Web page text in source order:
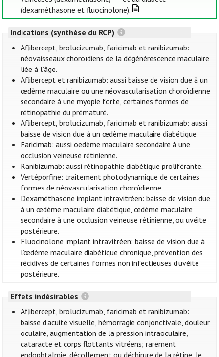
(dexaméthasone et fluocinolone).
Indications (synthèse du RCP)
Aflibercept, brolucizumab, faricimab et ranibizumab:
néovaisseaux choroïdiens de la dégénérescence maculaire
liée à l’âge.
Aflibercept et ranibizumab: aussi baisse de vision due à un
œdème maculaire ou une néovascularisation choroïdienne
secondaire à une myopie forte, certaines formes de
rétinopathie du prématuré.
Aflibercept, brolucizumab, faricimab et ranibizumab: aussi
baisse de vision due à un œdème maculaire diabétique.
Faricimab: aussi oedème maculaire secondaire à une
occlusion veineuse rétinienne.
Ranibizumab: aussi rétinopathie diabétique proliférante.
Vertéporfine: traitement photodynamique de certaines
formes de néovascularisation choroïdienne.
Dexaméthasone implant intravitréen: baisse de vision due
à un œdème maculaire diabétique, œdème maculaire
secondaire à une occlusion veineuse rétinienne, ou uvéite
postérieure.
Fluocinolone implant intravitréen: baisse de vision due à
l’œdème maculaire diabétique chronique, prévention des
récidives de certaines formes non infectieuses d’uvéite
postérieure.
Effets indésirables
Aflibercept, brolucizumab, faricimab et ranibizumab:
baisse d’acuité visuelle, hémorragie conjonctivale, douleur
oculaire, augmentation de la pression intraoculaire,
cataracte et corps flottants vitréens; rarement
endophtalmie, décollement ou déchirure de la rétine, le